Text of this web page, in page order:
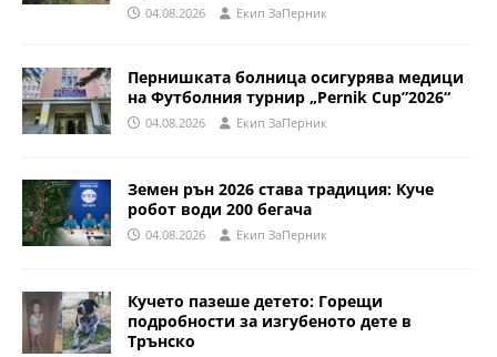
04.08.2026 Eкип ЗаПерник
Пернишката болница осигурява медици
на Футболния турнир „Pernik Cup”2026“
04.08.2026 Eкип ЗаПерник
Земен рън 2026 става традиция: Куче
робот води 200 бегача
04.08.2026 Eкип ЗаПерник
Кучето пазеше детето: Горещи
подробности за изгубеното дете в
Трънско